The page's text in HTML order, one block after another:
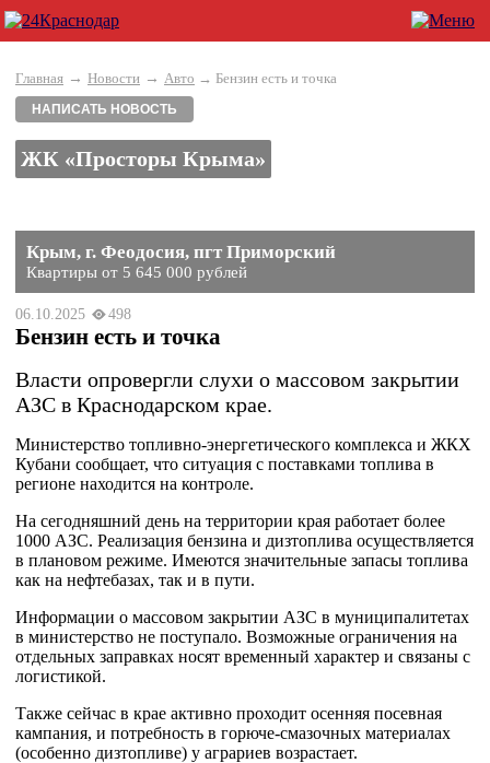
Главная → Новости → Авто → Бензин есть и точка
НАПИСАТЬ НОВОСТЬ
ЖК «Просторы Крыма»
Крым, г. Феодосия, пгт Приморский
Квартиры от 5 645 000 рублей
06.10.2025 498
Бензин есть и точка
Власти опровергли слухи о массовом закрытии
АЗС в Краснодарском крае.
Министерство топливно-энергетического комплекса и ЖКХ
Кубани сообщает, что ситуация с поставками топлива в
регионе находится на контроле.
На сегодняшний день на территории края работает более
1000 АЗС. Реализация бензина и дизтоплива осуществляется
в плановом режиме. Имеются значительные запасы топлива
как на нефтебазах, так и в пути.
Информации о массовом закрытии АЗС в муниципалитетах
в министерство не поступало. Возможные ограничения на
отдельных заправках носят временный характер и связаны с
логистикой.
Также сейчас в крае активно проходит осенняя посевная
кампания, и потребность в горюче-смазочных материалах
(особенно дизтопливе) у аграриев возрастает.